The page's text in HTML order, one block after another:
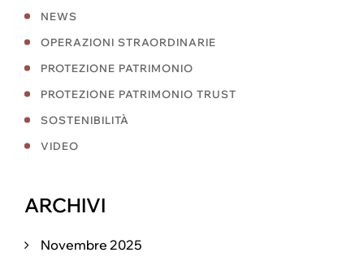
NEWS
OPERAZIONI STRAORDINARIE
PROTEZIONE PATRIMONIO
PROTEZIONE PATRIMONIO TRUST
SOSTENIBILITÀ
VIDEO
ARCHIVI
Novembre 2025